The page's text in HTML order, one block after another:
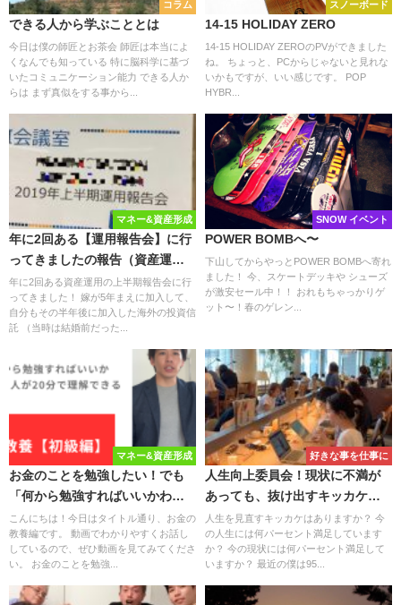
コラム
できる人から学ぶこととは
今日は僕の師匠とお茶会 師匠は本当によ
くなんでも知っている 特に脳科学に基づ
いたコミュニケーション能力 できる人か
らは まず真似をする事から...
スノーボード
14-15 HOLIDAY ZERO
14-15 HOLIDAY ZEROのPVができました
ね。 ちょっと、PCからじゃないと見れな
いかもですが、いい感じです。 POP
HYBR...
マネー&資産形成
年に2回ある【運用報告会】に行
ってきましたの報告（資産運用
の話）
年に2回ある資産運用の上半期報告会に行
ってきました！ 嫁が5年まえに加入して、
自分もその半年後に加入した海外の投資信
託 （当時は結婚前だった...
SNOW イベント
POWER BOMBへ〜
下山してからやっとPOWER BOMBへ寄れ
ました！ 今、スケートデッキや シューズ
が激安セール中！！ おれもちゃっかりゲ
ット〜！春のゲレン...
マネー&資産形成
お金のことを勉強したい！でも
「何から勉強すればいいかわか
らない」人が、30分で理解でき
るお金の教養【初級編】
こんにちは！今日はタイトル通り、お金の
教養編です。 動画でわかりやすくお話し
しているので、ぜひ動画を見てみてくださ
い。 お金のことを勉強...
好きな事を仕事に
人生向上委員会！現状に不満が
あっても、抜け出すキッカケは
【意外とシンプル】
人生を見直すキッカケはありますか？ 今
の人生には何パーセント満足しています
か？ 今の現状には何パーセント満足して
いますか？ 最近の僕は95...